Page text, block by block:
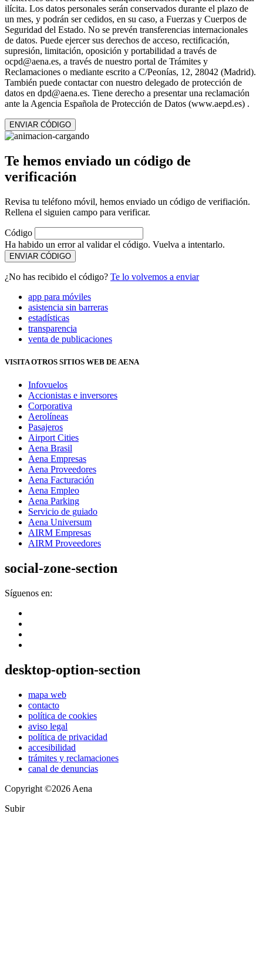
ilícita. Los datos personales serán conservados durante el plazo de
un mes, y podrán ser cedidos, en su caso, a Fuerzas y Cuerpos de
Seguridad del Estado. No se prevén transferencias internacionales
de datos. Puede ejercer sus derechos de acceso, rectificación,
supresión, limitación, oposición y portabilidad a través de
ocpd@aena.es, a través de nuestro portal de Trámites y
Reclamaciones o mediante escrito a C/Peonías, 12, 28042 (Madrid).
También puede contactar con nuestro delegado de protección de
datos en dpd@aena.es. Tiene derecho a presentar una reclamación
ante la Agencia Española de Protección de Datos (www.aepd.es) .
ENVIAR CÓDIGO
Te hemos enviado un código de
verificación
Revisa tu teléfono móvil, hemos enviado un código de verifiación.
Rellena el siguien campo para verificar.
Código
Ha habido un error al validar el código. Vuelva a intentarlo.
ENVIAR CÓDIGO
¿No has recibido el código? Te lo volvemos a enviar
app para móviles
asistencia sin barreras
estadísticas
transparencia
venta de publicaciones
VISITA OTROS SITIOS WEB DE AENA
Infovuelos
Accionistas e inversores
Corporativa
Aerolíneas
Pasajeros
Airport Cities
Aena Brasil
Aena Empresas
Aena Proveedores
Aena Facturación
Aena Empleo
Aena Parking
Servicio de guiado
Aena Universum
AIRM Empresas
AIRM Proveedores
social-zone-section
Síguenos en:
desktop-option-section
mapa web
contacto
política de cookies
aviso legal
política de privacidad
accesibilidad
trámites y reclamaciones
canal de denuncias
Copyright ©2026 Aena
Subir